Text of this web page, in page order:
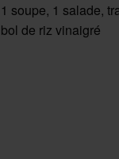
1 soupe, 1 salade,
bol de riz vinaigré